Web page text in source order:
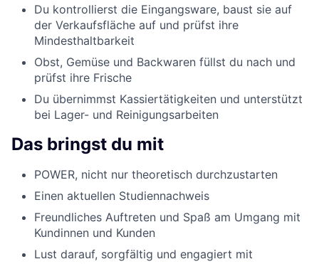
Du kontrollierst die Eingangsware, baust sie auf
der Verkaufsfläche auf und prüfst ihre
Mindesthaltbarkeit
Obst, Gemüse und Backwaren füllst du nach und
prüfst ihre Frische
Du übernimmst Kassiertätigkeiten und unterstützt
bei Lager- und Reinigungsarbeiten
Das bringst du mit
POWER, nicht nur theoretisch durchzustarten
Einen aktuellen Studiennachweis
Freundliches Auftreten und Spaß am Umgang mit
Kundinnen und Kunden
Lust darauf, sorgfältig und engagiert mit